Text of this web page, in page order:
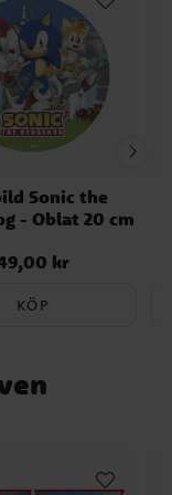
Sonic the
- Oblat 20 cm
:49,00 kr
kr
KÖP